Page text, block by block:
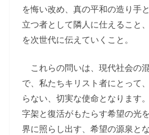
を悔い改め、真の平和の造り手
立つ者として隣人に仕えること
を次世代に伝えていくこと。
これらの問いは、現代社会の
で、私たちキリスト者にとって
らない、切実な使命となります
字架と復活がもたらす希望の光
界に照らし出す、希望の源泉と